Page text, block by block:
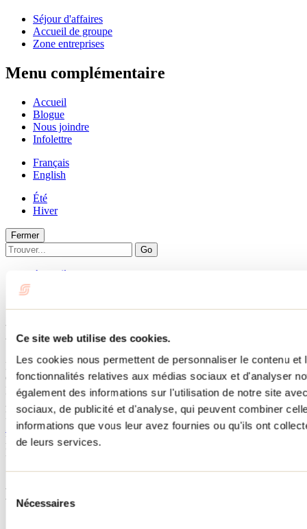
Ce site web utilise des cookies.
Les cookies nous permettent de personnaliser le contenu
fonctionnalités relatives aux médias sociaux et d'analyser
également des informations sur l'utilisation de notre site
sociaux, de publicité et d'analyse, qui peuvent combiner
informations que vous leur avez fournies ou qu'ils ont
de leurs services.
Sélection
Nécessaires
Séjour d'affaires
Accueil de groupe
Zone entreprises
Menu complémentaire
Accueil
Blogue
Nous joindre
Infolettre
Français
English
Été
Hiver
Fermer
Go
Accueil
LE RUSTIQUE
Mandeville
Chalets
LE RUSTIQUE
2 rue du Bélier
Mandeville, QC J0K1L0
514 929-9000
No d'enregistrement296946
Besoin d'information?
Menu pied de page